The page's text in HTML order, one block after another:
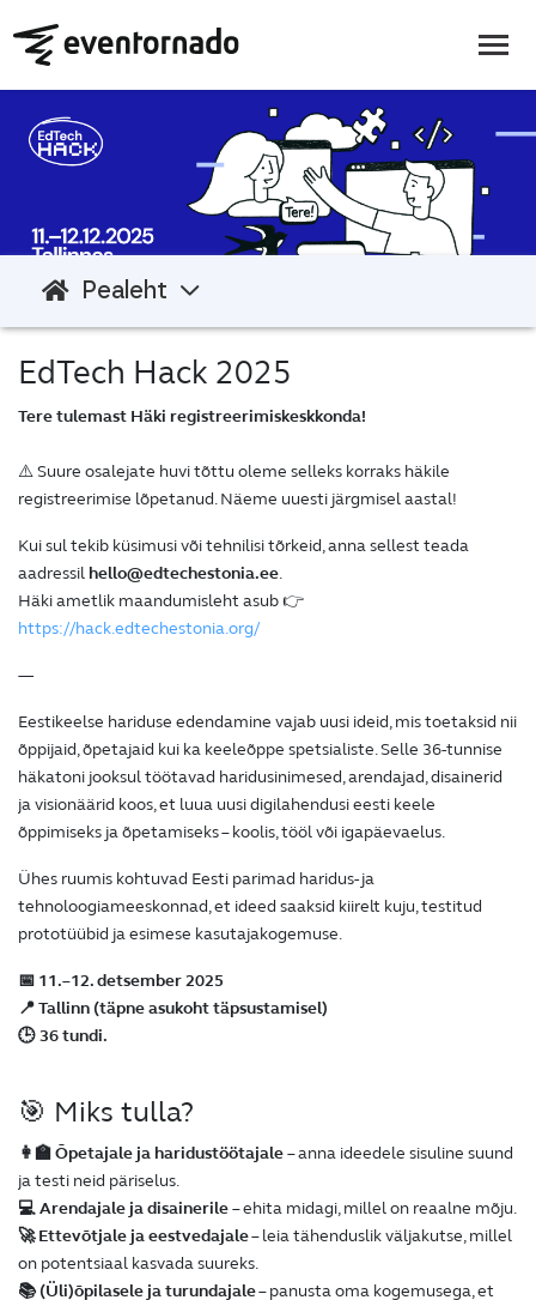
Pealeht
EdTech Hack 2025
Tere tulemast Häki registreerimiskeskkonda!
⚠️ Suure osalejate huvi tõttu oleme selleks korraks häkile
registreerimise lõpetanud. Näeme uuesti järgmisel aastal!
Kui sul tekib küsimusi või tehnilisi tõrkeid, anna sellest teada
aadressil hello@edtechestonia.ee.
Häki ametlik maandumisleht asub 👉
https://hack.edtechestonia.org/
—
Eestikeelse hariduse edendamine vajab uusi ideid, mis toetaksid nii
õppijaid, õpetajaid kui ka keeleõppe spetsialiste. Selle 36-tunnise
häkatoni jooksul töötavad haridusinimesed, arendajad, disainerid
ja visionäärid koos, et luua uusi digilahendusi eesti keele
õppimiseks ja õpetamiseks – koolis, tööl või igapäevaelus.
Ühes ruumis kohtuvad Eesti parimad haridus- ja
tehnoloogiameeskonnad, et ideed saaksid kiirelt kuju, testitud
prototüübid ja esimese kasutajakogemuse.
📅 11.–12. detsember 2025
📍 Tallinn (täpne asukoht täpsustamisel)
🕒 36 tundi.
🎯 Miks tulla?
👩‍🏫 Õpetajale ja haridustöötajale– anna ideedele sisuline suund
ja testi neid päriselus.
💻 Arendajale ja disainerile– ehita midagi, millel on reaalne mõju.
🚀 Ettevõtjale ja eestvedajale– leia tähenduslik väljakutse, millel
on potentsiaal kasvada suureks.
📚 (Üli)õpilasele ja turundajale– panusta oma kogemusega, et